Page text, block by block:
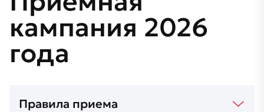
кампания 2026
года
Правила приема